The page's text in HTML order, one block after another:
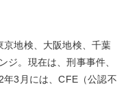
地検、大阪地検、千葉
。現在は、刑事事件、
3月には、CFE（公認不